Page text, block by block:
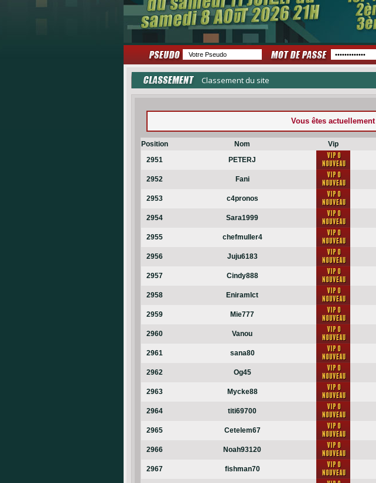
Classement du site
Vous êtes actuellement
Position Nom Vip
2951
PETERJ
2952 Fani
2953 c4pronos
2954 Sara1999
2955 chefmuller4
2956 Juju6183
2957 Cindy888
2958 Eniramlct
2959 Mie777
2960 Vanou
2961 sana80
2962 Og45
2963 Mycke88
2964 titi69700
2965 Cetelem67
2966 Noah93120
2967 fishman70